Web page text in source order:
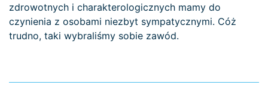
zdrowotnych i charakterologicznych mamy do
czynienia z osobami niezbyt sympatycznymi. Cóż
trudno, taki wybraliśmy sobie zawód.